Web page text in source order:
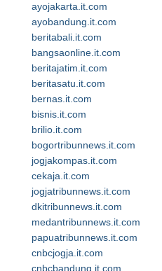
ayojakarta.it.com
ayobandung.it.com
beritabali.it.com
bangsaonline.it.com
beritajatim.it.com
beritasatu.it.com
bernas.it.com
bisnis.it.com
brilio.it.com
bogortribunnews.it.com
jogjakompas.it.com
cekaja.it.com
jogjatribunnews.it.com
dkitribunnews.it.com
medantribunnews.it.com
papuatribunnews.it.com
cnbcjogja.it.com
cnbcbandung.it.com